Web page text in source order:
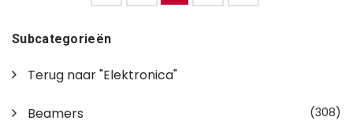
Subcategorieën
Terug naar "Elektronica"
Beamers (308)